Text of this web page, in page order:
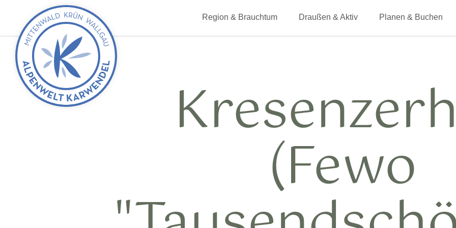
Region & Brauchtum Draußen & Aktiv Planen & Buchen
zurück
zur
Startseite
(Fewo